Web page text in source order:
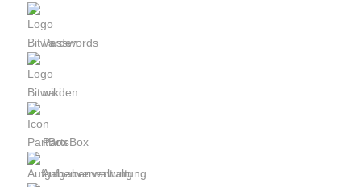
Passwords
wiki
PartsBox
Aufgabenverwaltung